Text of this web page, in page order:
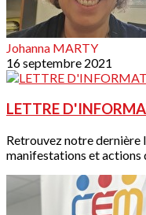
Johanna MARTY
16 septembre 2021
LETTRE
Retrouvez notre dernière
manifestations et actions